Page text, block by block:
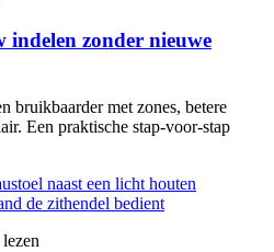
indelen zonder nieuwe
bruikbaarder met zones, betere
Een praktische stap-voor-stap